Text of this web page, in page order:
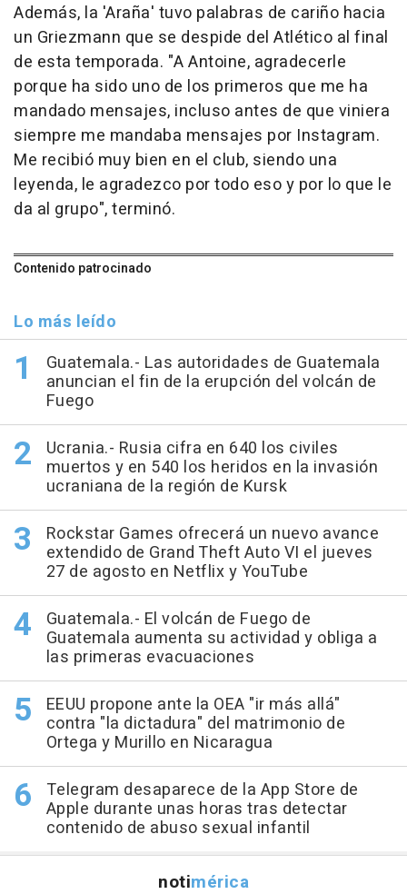
Además, la 'Araña' tuvo palabras de cariño hacia
un Griezmann que se despide del Atlético al final
de esta temporada. "A Antoine, agradecerle
porque ha sido uno de los primeros que me ha
mandado mensajes, incluso antes de que viniera
siempre me mandaba mensajes por Instagram.
Me recibió muy bien en el club, siendo una
leyenda, le agradezco por todo eso y por lo que le
da al grupo", terminó.
Contenido patrocinado
Lo más leído
Guatemala.- Las autoridades de Guatemala
anuncian el fin de la erupción del volcán de
Fuego
Ucrania.- Rusia cifra en 640 los civiles
muertos y en 540 los heridos en la invasión
ucraniana de la región de Kursk
Rockstar Games ofrecerá un nuevo avance
extendido de Grand Theft Auto VI el jueves
27 de agosto en Netflix y YouTube
Guatemala.- El volcán de Fuego de
Guatemala aumenta su actividad y obliga a
las primeras evacuaciones
EEUU propone ante la OEA "ir más allá"
contra "la dictadura" del matrimonio de
Ortega y Murillo en Nicaragua
Telegram desaparece de la App Store de
Apple durante unas horas tras detectar
contenido de abuso sexual infantil
notimérica